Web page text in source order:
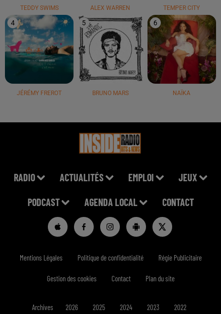
TEDDY SWIMS ALEX WARREN TEMPER CITY
4
JÉRÉMY FREROT
5
BRUNO MARS
6
NAÏKA
RADIO ACTUALITÉS EMPLOI JEUX
PODCAST AGENDA LOCAL CONTACT
Mentions Légales Politique de confidentialité Régie Publicitaire
Gestion des cookies Contact Plan du site
Archives 2026 2025 2024 2023 2022